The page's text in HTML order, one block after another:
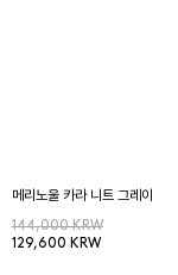
메리노울 카라 니트 그레이
144,000 KRW
129,600 KRW